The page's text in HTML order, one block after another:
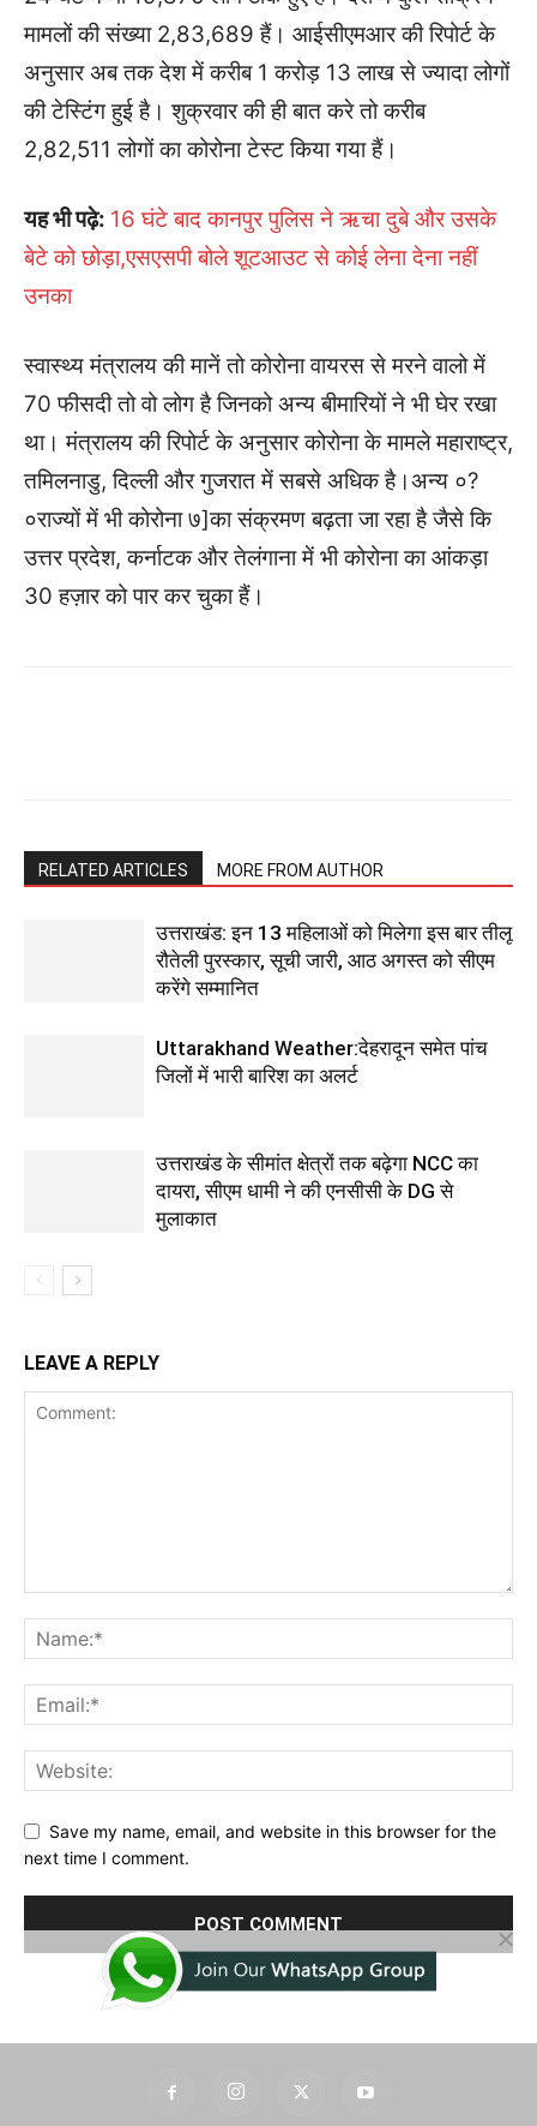
मामलों की संख्या 2,83,689 हैं। आईसीएमआर की रिपोर्ट के
अनुसार अब तक देश में करीब 1 करोड़ 13 लाख से ज्यादा लोगों
की टेस्टिंग हुई है। शुक्रवार की ही बात करे तो करीब
2,82,511 लोगों का कोरोना टेस्ट किया गया हैं।
यह भी पढ़े: 16 घंटे बाद कानपुर पुलिस ने ऋचा दुबे और उसके
बेटे को छोड़ा,एसएसपी बोले शूटआउट से कोई लेना देना नहीं
उनका
स्वास्थ्य मंत्रालय की मानें तो कोरोना वायरस से मरने वालो में
70 फीसदी तो वो लोग है जिनको अन्य बीमारियों ने भी घेर रखा
था। मंत्रालय की रिपोर्ट के अनुसार कोरोना के मामले महाराष्ट्र,
तमिलनाडु, दिल्ली और गुजरात में सबसे अधिक है।अन्य ०?
०राज्यों में भी कोरोना ७]का संक्रमण बढ़ता जा रहा है जैसे कि
उत्तर प्रदेश, कर्नाटक और तेलंगाना में भी कोरोना का आंकड़ा
30 हज़ार को पार कर चुका हैं।
RELATED ARTICLES MORE FROM AUTHOR
उत्तराखंड: इन 13 महिलाओं को मिलेगा इस बार तीलू
रौतेली पुरस्कार, सूची जारी, आठ अगस्त को सीएम
करेंगे सम्मानित
Uttarakhand Weather:देहरादून समेत पांच
जिलों में भारी बारिश का अलर्ट
उत्तराखंड के सीमांत क्षेत्रों तक बढ़ेगा NCC का
दायरा, सीएम धामी ने की एनसीसी के DG से
मुलाकात
LEAVE A REPLY
Save my name, email, and website in this browser for the
next time I comment.